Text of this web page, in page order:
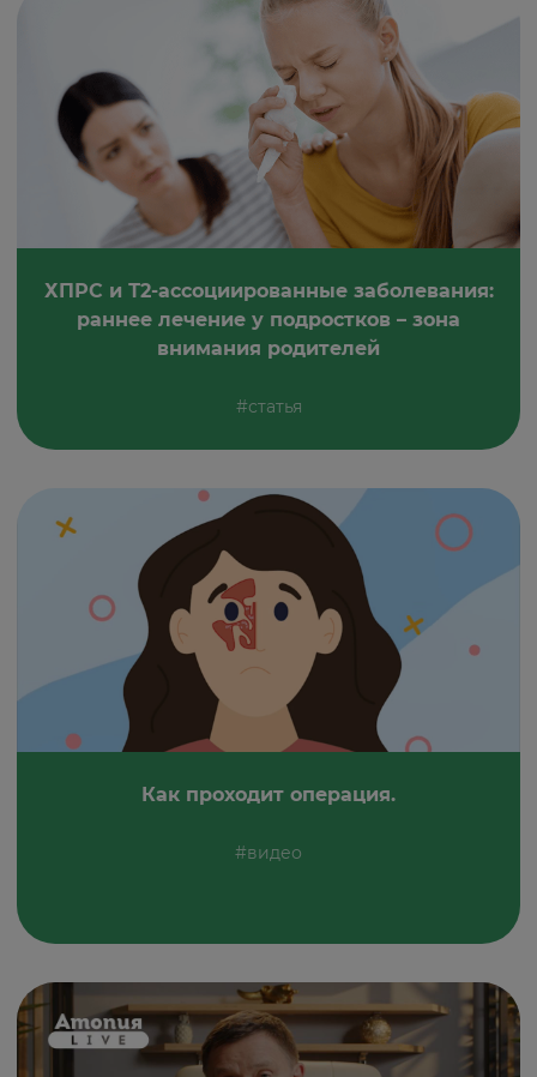
ХПРС и Т2-ассоциированные заболевания:
раннее лечение у подростков – зона
внимания родителей
#статья
Как проходит операция.
#видео